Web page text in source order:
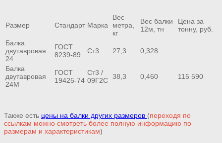
Размер Стандарт Марка
Вес
метра,
кг
Вес балки
12м, тн
Цена за
тонну, руб.
Балка
двутавровая
24
ГОСТ
8239-89
Ст3 27,3 0,328
Балка
двутавровая
24М
ГОСТ
19425-74
Ст3 /
09Г2С 38,3 0,460 115 590
Также есть цены на балки других размеров (переходя по
ссылкам можно смотреть более полную информацию по
размерам и характеристикам)